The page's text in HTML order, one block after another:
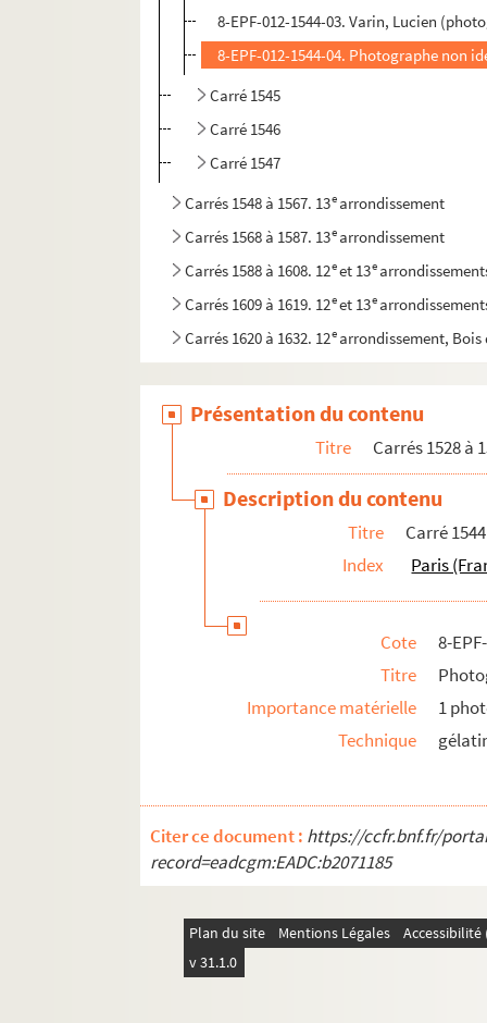
8-EPF-012-1544-03. Varin, Lucien
8-EPF-012-1544-04. Photographe non
Carré 1545
Carré 1546
Carré 1547
Carrés 1548 à 1567. 13earrondissement
Carrés 1568 à 1587. 13earrondissement
Carrés 1588 à 1608. 12eet 13e
Carrés 1609 à 1619. 12eet 13e
Carrés 1620 à 1632. 12earrondissement, Bois
Présentation du contenu
Titre Carrés 1528 à
Description du contenu
Titre
Carré 1544
Index
Paris
Cote
8-
Titre
Importance matérielle
1
Technique
Citer ce document : https://ccfr.bnf.fr/
record=eadcgm:EADC:b2071185
Plan du site Mentions Légales
v 31.1.0